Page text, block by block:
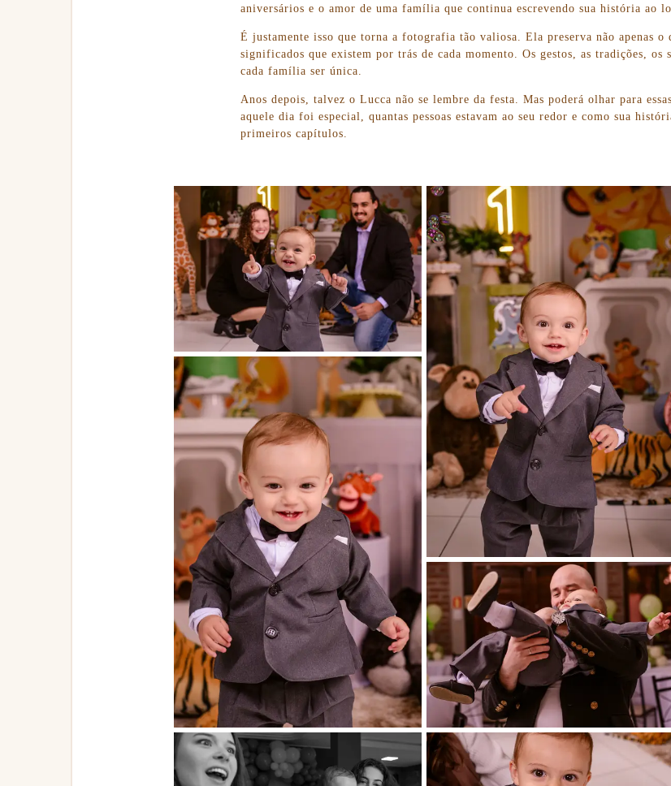
aniversários e o amor de uma família que continua escrevendo sua história ao
É justamente isso que torna a fotografia tão valiosa. Ela preserva não apenas o
significados que existem por trás de cada momento. Os gestos, as tradições, os
cada família ser única.
Anos depois, talvez o Lucca não se lembre da festa. Mas poderá olhar para
aquele dia foi especial, quantas pessoas estavam ao seu redor e como sua
primeiros capítulos.